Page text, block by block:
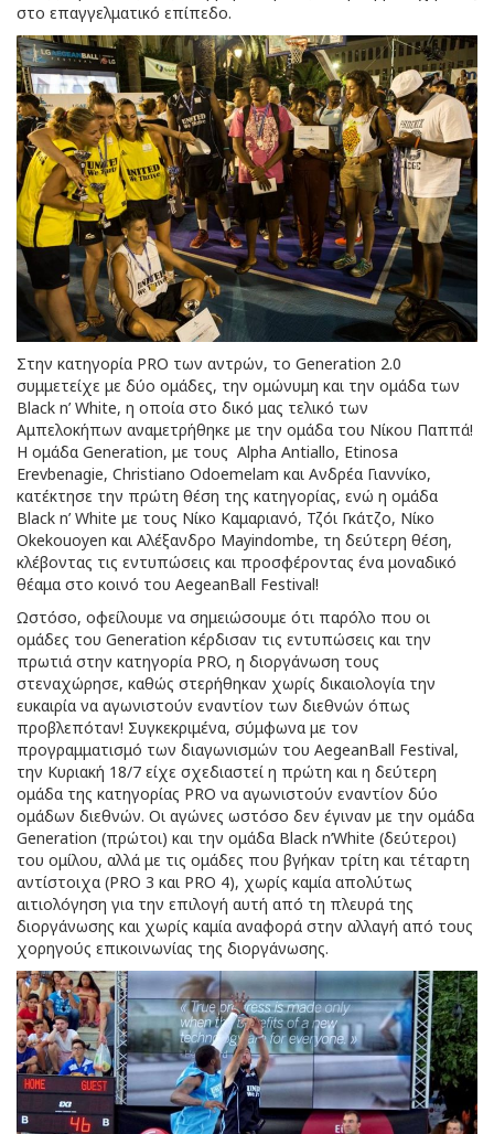
στο επαγγελματικό επίπεδο.
Στην κατηγορία PRO των αντρών, το Generation 2.0
συμμετείχε με δύο ομάδες, την ομώνυμη και την ομάδα των
Black n’ White, η οποία στο δικό μας τελικό των
Αμπελοκήπων αναμετρήθηκε με την ομάδα του Νίκου Παππά!
Η ομάδα Generation, με τους Alpha Antiallo, Etinosa
Erevbenagie, Christiano Odoemelam και Ανδρέα Γιαννίκο,
κατέκτησε την πρώτη θέση της κατηγορίας, ενώ η ομάδα
Black n’ White με τους Νίκο Καμαριανό, Τζόι Γκάτζο, Νίκο
Okekouoyen και Αλέξανδρο Mayindombe, τη δεύτερη θέση,
κλέβοντας τις εντυπώσεις και προσφέροντας ένα μοναδικό
θέαμα στο κοινό του AegeanBall Festival!
Ωστόσο, οφείλουμε να σημειώσουμε ότι παρόλο που οι
ομάδες του Generation κέρδισαν τις εντυπώσεις και την
πρωτιά στην κατηγορία PRO, η διοργάνωση τους
στεναχώρησε, καθώς στερήθηκαν χωρίς δικαιολογία την
ευκαιρία να αγωνιστούν εναντίον των διεθνών όπως
προβλεπόταν! Συγκεκριμένα, σύμφωνα με τον
προγραμματισμό των διαγωνισμών του AegeanBall Festival,
την Κυριακή 18/7 είχε σχεδιαστεί η πρώτη και η δεύτερη
ομάδα της κατηγορίας PRO να αγωνιστούν εναντίον δύο
ομάδων διεθνών. Οι αγώνες ωστόσο δεν έγιναν με την ομάδα
Generation (πρώτοι) και την ομάδα Black n’White (δεύτεροι)
του ομίλου, αλλά με τις ομάδες που βγήκαν τρίτη και τέταρτη
αντίστοιχα (PRO 3 και PRO 4), χωρίς καμία απολύτως
αιτιολόγηση για την επιλογή αυτή από τη πλευρά της
διοργάνωσης και χωρίς καμία αναφορά στην αλλαγή από τους
χορηγούς επικοινωνίας της διοργάνωσης.